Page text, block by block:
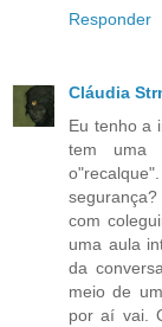
Responder
Cláudia
Eu tenho a
tem uma
com
uma aula
da
meio de
por aí vai.